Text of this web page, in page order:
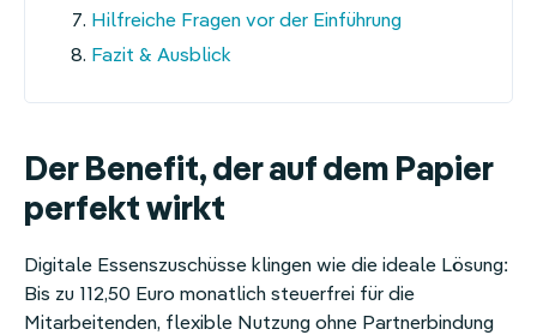
Hilfreiche Fragen vor der Einführung
Fazit & Ausblick
Der Benefit, der auf dem Papier
perfekt wirkt
Digitale Essenszuschüsse klingen wie die ideale Lösung:
Bis zu 112,50 Euro monatlich steuerfrei für die
Mitarbeitenden, flexible Nutzung ohne Partnerbindung